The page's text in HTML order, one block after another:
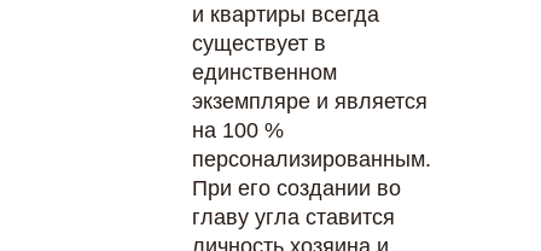
и квартиры всегда
существует в
единственном
экземпляре и является
на 100 %
персонализированным.
При его создании во
главу угла ставится
личность хозяина и